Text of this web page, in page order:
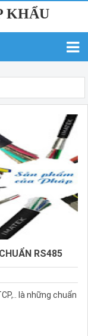
KHẨU
RS485
là những chuẩn